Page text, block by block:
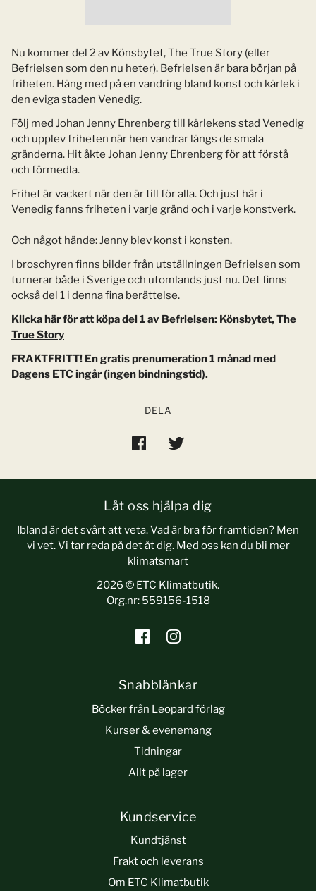
Nu kommer del 2 av Könsbytet, The True Story (eller
Befrielsen som den nu heter). Befrielsen är bara början på
friheten. Häng med på en vandring bland konst och kärlek i
den eviga staden Venedig.
Följ med Johan Jenny Ehrenberg till kärlekens stad Venedig
och upplev friheten när hen vandrar längs de smala
gränderna. Hit åkte Johan Jenny Ehrenberg för att förstå
och förmedla.
Frihet är vackert när den är till för alla. Och just här i
Venedig fanns friheten i varje gränd och i varje konstverk.
Och något hände: Jenny blev konst i konsten.
I broschyren finns bilder från utställningen Befrielsen som
turnerar både i Sverige och utomlands just nu. Det finns
också del 1 i denna fina berättelse.
Klicka här för att köpa del 1 av Befrielsen: Könsbytet, The
True Story
FRAKTFRITT! En gratis prenumeration 1 månad med
Dagens ETC ingår (ingen bindningstid).
DELA
Låt oss hjälpa dig
Ibland är det svårt att veta. Vad är bra för framtiden? Men
vi vet. Vi tar reda på det åt dig. Med oss kan du bli mer
klimatsmart
2026 © ETC Klimatbutik.
Org.nr: 559156-1518
Snabblänkar
Böcker från Leopard förlag
Kurser & evenemang
Tidningar
Allt på lager
Kundservice
Kundtjänst
Frakt och leverans
Om ETC Klimatbutik